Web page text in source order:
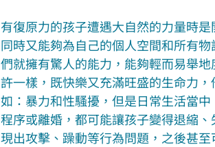
有復原力的孩子遭遇大自然的力量時
同時又能夠為自己的個人空間和所有
們就擁有驚人的能力，能夠輕而易舉
許一樣，既快樂又充滿旺盛的生命力
如：暴力和性騷擾，但是日常生活當
程序或離婚，都可能讓孩子變得退縮
現出攻擊、躁動等行為問題，之後甚至